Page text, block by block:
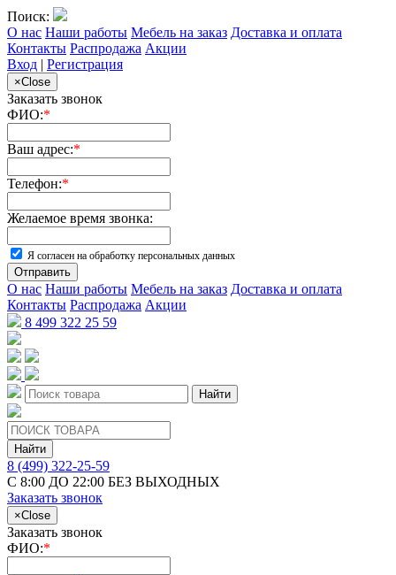
Поиск:
О нас Наши работы Мебель на заказ Доставка и оплата
Контакты Распродажа Акции
Вход | Регистрация
×Close
Заказать звонок
ФИО:*
Ваш адрес:*
Телефон:*
Желаемое время звонка:
Я согласен на обработку персональных данных
Отправить
О нас Наши работы Мебель на заказ Доставка и оплата
Контакты Распродажа Акции
8 499 322 25 59
Найти
Найти
8 (499) 322-25-59
С 8:00 ДО 22:00 БЕЗ ВЫХОДНЫХ
Заказать звонок
×Close
Заказать звонок
ФИО:*